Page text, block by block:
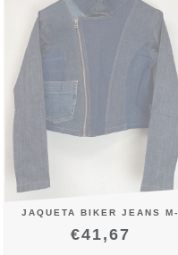
JAQUETA BIKER JEANS M-
€41,67